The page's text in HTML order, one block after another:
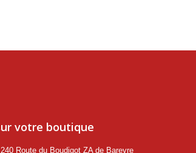
votre boutique
240 Route du Boudigot ZA de Bareyre